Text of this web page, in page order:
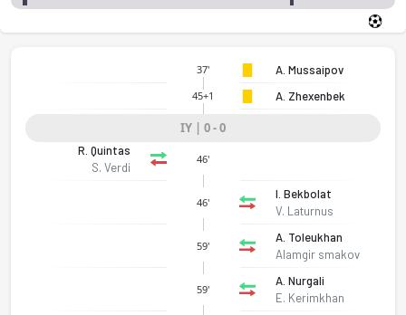
37' A. Mussaipov
45+1 A. Zhexenbek
IY | 0 - 0
R. Quintas
S. Verdi
46'
46'
I. Bekbolat
V. Laturnus
59'
A. Toleukhan
Alamgir smakov
59'
A. Nurgali
E. Kerimkhan